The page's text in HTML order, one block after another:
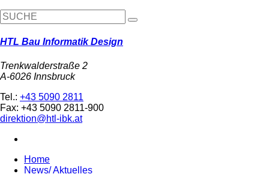
HTL Bau Informatik Design
Trenkwalderstraße 2
A-6026 Innsbruck
Tel.: +43 5090 2811
Fax: +43 5090 2811-900
direktion@htl-ibk.at
Home
News/ Aktuelles